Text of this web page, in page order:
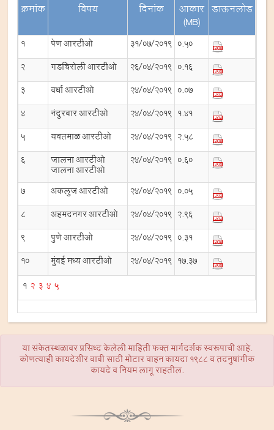
क्रमांक विषय दिनांक आकार
(MB)
डाऊनलोड
1 पेण आरटीओ 31/07/2019 0.50
2
गडचिरोली आरटीओ 26/04/2019 0.16
3
वर्धा आरटीओ 24/04/2019 0.07
4
नंदुरबार आरटीओ 24/04/2019 1.41
5
यवतमाळ आरटीओ 24/04/2019 2.58
6
जालना आरटीओ
जालना आरटीओ
24/04/2019 0.60
7
अकलुज आरटीओ 24/04/2019 0.05
8
अहमदनगर आरटीओ 24/04/2019 2.96
9
पुणे आरटीओ 24/04/2019 0.31
10
मुंबई मध्य आरटीओ 24/04/2019 17.37
1 2 3 4 5
या संकेतस्थळावर प्रसिध्द केलेली माहिती फक्त मार्गदर्शक स्वरूपाची आहे.
कोणत्याही कायदेशीर बाबी साठी मोटार वाहन कायदा 1988 व तदनुषांगीक
कायदे व नियम लागू राहतील.